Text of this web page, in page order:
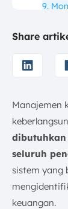
9.
11.
12.
13.
15.
16.
17.
Cara
Tepat
Share
Manajemen
dibutuhkan
seluruh
sistem yang
keuangan.